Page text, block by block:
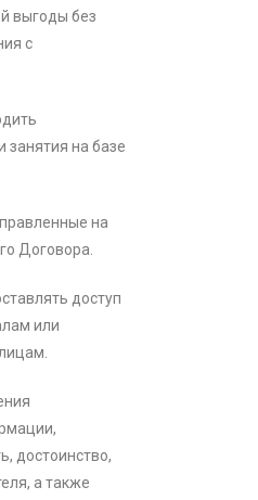
выгоды без
с
занятия на базе
на
Договора.
доступ
или
достоинство,
а также